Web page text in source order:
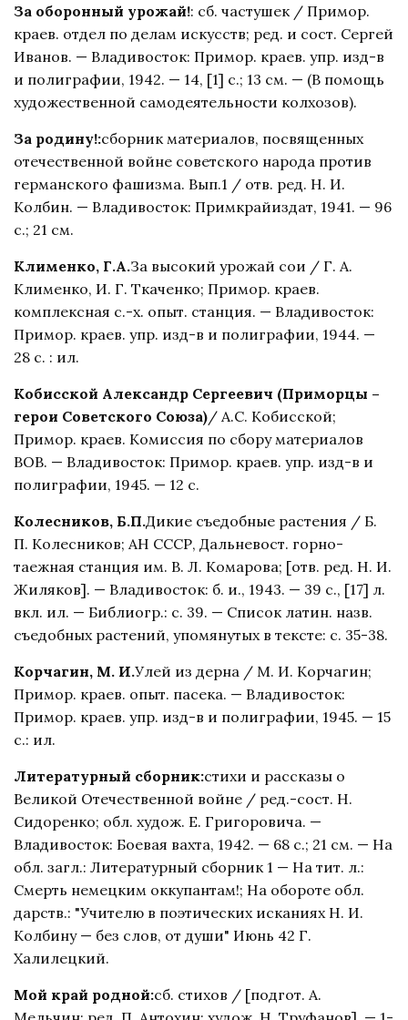
За оборонный урожай!: сб. частушек / Примор.
краев. отдел по делам искусств; ред. и сост. Сергей
Иванов. — Владивосток: Примор. краев. упр. изд-в
и полиграфии, 1942. — 14, [1] c.; 13 см. — (В помощь
художественной самодеятельности колхозов).
За родину!:сборник материалов, посвященных
отечественной войне советского народа против
германского фашизма. Вып.1 / отв. ред. Н. И.
Колбин. — Владивосток: Примкрайиздат, 1941. — 96
с.; 21 см.
Клименко, Г.А.За высокий урожай сои / Г. А.
Клименко, И. Г. Ткаченко; Примор. краев.
комплексная с.-х. опыт. станция. — Владивосток:
Примор. краев. упр. изд-в и полиграфии, 1944. —
28 с. : ил.
Кобисской Александр Сергеевич (Приморцы –
герои Советского Союза)/ А.С. Кобисской;
Примор. краев. Комиссия по сбору материалов
ВОВ. — Владивосток: Примор. краев. упр. изд-в и
полиграфии, 1945. — 12 с.
Колесников, Б.П.Дикие съедобные растения / Б.
П. Колесников; АН СССР, Дальневост. горно-
таежная станция им. В. Л. Комарова; [отв. ред. Н. И.
Жиляков]. — Владивосток: б. и., 1943. — 39 с., [17] л.
вкл. ил. — Библиогр.: с. 39. — Список латин. назв.
съедобных растений, упомянутых в тексте: с. 35-38.
Корчагин, М. И.Улей из дерна / М. И. Корчагин;
Примор. краев. опыт. пасека. — Владивосток:
Примор. краев. упр. изд-в и полиграфии, 1945. — 15
с.: ил.
Литературный сборник:стихи и рассказы о
Великой Отечественной войне / ред.-сост. Н.
Сидоренко; обл. худож. Е. Григоровича. —
Владивосток: Боевая вахта, 1942. — 68 с.; 21 см. — На
обл. загл.: Литературный сборник 1 — На тит. л.:
Смерть немецким оккупантам!; На обороте обл.
дарств.: "Учителю в поэтических исканиях Н. И.
Колбину — без слов, от души" Июнь 42 Г.
Халилецкий.
Мой край родной:сб. стихов / [подгот. А.